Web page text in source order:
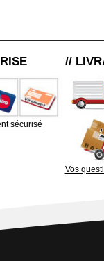
sécurisé
//
Vos